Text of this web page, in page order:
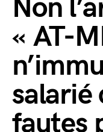
Non
« AT-
salarié
fautes